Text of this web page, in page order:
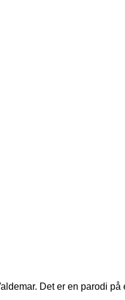
Det er en parodi